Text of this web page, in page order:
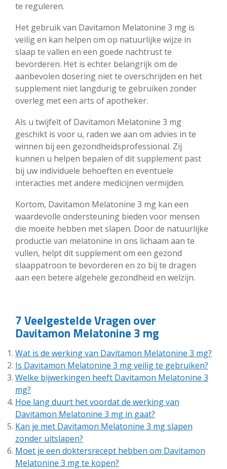
te reguleren.
Het gebruik van Davitamon Melatonine 3 mg is
veilig en kan helpen om op natuurlijke wijze in
slaap te vallen en een goede nachtrust te
bevorderen. Het is echter belangrijk om de
aanbevolen dosering niet te overschrijden en het
supplement niet langdurig te gebruiken zonder
overleg met een arts of apotheker.
Als u twijfelt of Davitamon Melatonine 3 mg
geschikt is voor u, raden we aan om advies in te
winnen bij een gezondheidsprofessional. Zij
kunnen u helpen bepalen of dit supplement past
bij uw individuele behoeften en eventuele
interacties met andere medicijnen vermijden.
Kortom, Davitamon Melatonine 3 mg kan een
waardevolle ondersteuning bieden voor mensen
die moeite hebben met slapen. Door de natuurlijke
productie van melatonine in ons lichaam aan te
vullen, helpt dit supplement om een gezond
slaappatroon te bevorderen en zo bij te dragen
aan een betere algehele gezondheid en welzijn.
7 Veelgestelde Vragen over
Davitamon Melatonine 3 mg
Wat is de werking van Davitamon Melatonine 3 mg?
Is Davitamon Melatonine 3 mg veilig te gebruiken?
Welke bijwerkingen heeft Davitamon Melatonine 3
mg?
Hoe lang duurt het voordat de werking van
Davitamon Melatonine 3 mg in gaat?
Kan je met Davitamon Melatonine 3 mg slapen
zonder uitslapen?
Moet je een doktersrecept hebben om Davitamon
Melatonine 3 mg te kopen?